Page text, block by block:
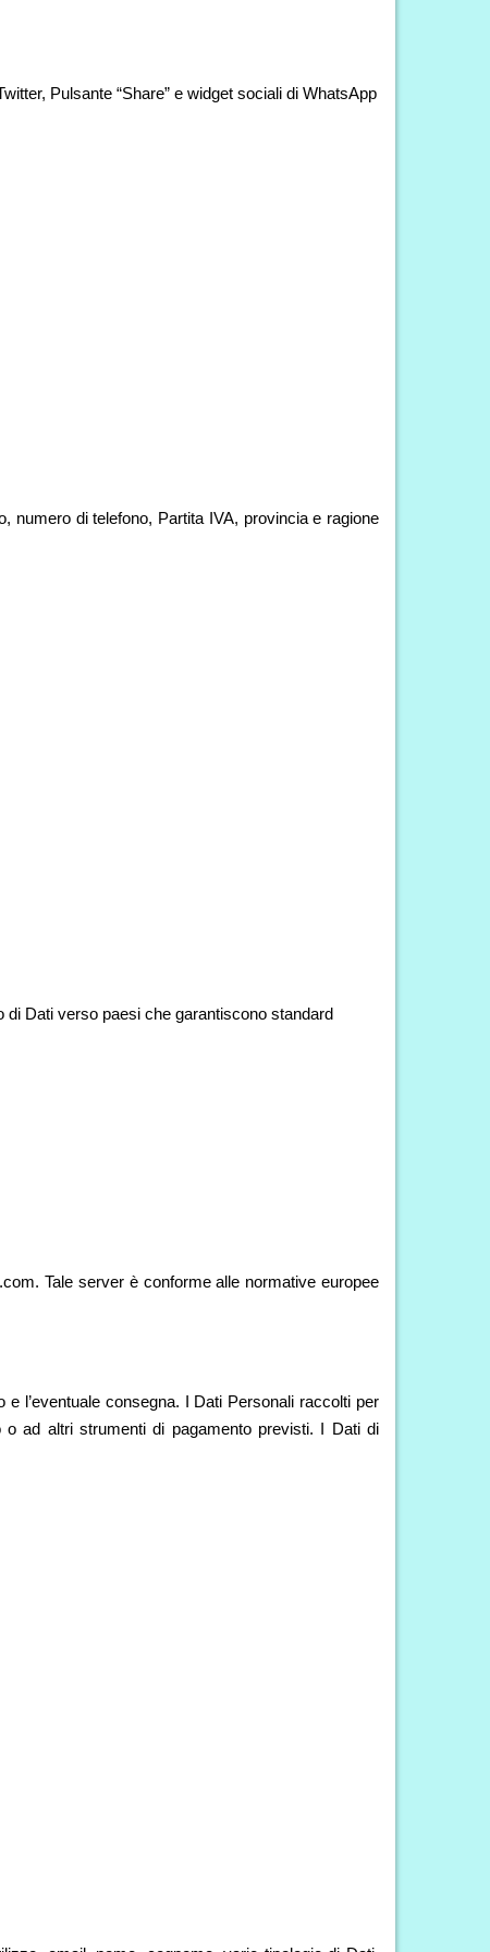
Pulsante “Share” e widget sociali di WhatsApp
numero di telefono, Partita IVA, provincia e ragione
Dati verso paesi che garantiscono standard
Tale server è conforme alle normative europee
l’eventuale consegna. I Dati Personali raccolti per
ad altri strumenti di pagamento previsti. I Dati di